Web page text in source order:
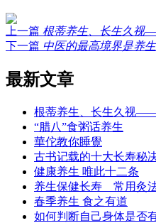
上一篇 根蒂养生、长生久视
下一篇 中医的最高境界是养生
最新文章
根蒂养生、长生久视
“腊八”食粥话养生
華佗教你睡覺
古书记载的十大长寿秘
健康养生 唯此十二条
养生保健长寿 常用灸
春季养生 食之有道
如何判断自己身体是否